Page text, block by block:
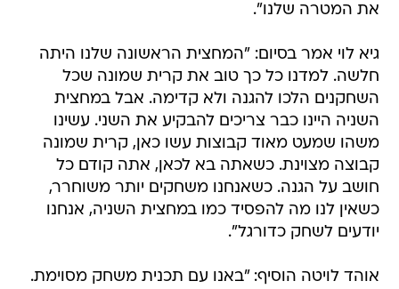
את המטרה שלנו".
גיא לוי אמר בסיום: "המחצית הראשונה שלנו היתה
חלשה. למדנו כל כך טוב את קרית שמונה שכל
השחקנים הלכו להגנה ולא קדימה. אבל במחצית
השניה היינו כבר צריכים להבקיע את השני. עשינו
משהו שמעט מאוד קבוצות עשו כאן, קרית שמונה
קבוצה מצוינת. כשאתה בא לכאן, אתה קודם כל
חושב על הגנה. כשאנחנו משחקים יותר משוחרר,
כשאין לנו מה להפסיד כמו במחצית השניה, אנחנו
יודעים לשחק כדורגל".
אוהד לויטה הוסיף: "באנו עם תכנית משחק מסוימת.